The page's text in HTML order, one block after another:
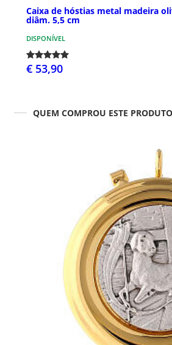
Caixa de hóstias metal madeira
diâm. 5,5 cm
DISPONÍVEL
€ 53,90
QUEM COMPROU ESTE